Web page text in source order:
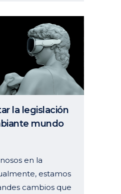
la legislación
mundo
en la
estamos
cambios que